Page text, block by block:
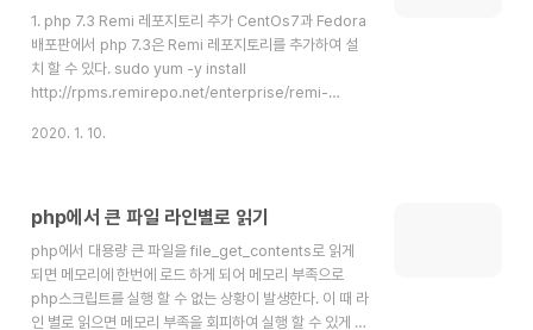
1. php 7.3 Remi 레포지토리 추가 CentOs7과 Fedora
배포판에서 php 7.3은 Remi 레포지토리를 추가하여 설
치 할 수 있다. sudo yum -y install
http://rpms.remirepo.net/enterprise/remi-
yum-utils 2. php 5.4 비활성화 기본으로 php 5.4가
remi-php73 //7.3 sudo yum-config-manager --
manager --dis..
2020. 1. 10.
php에서 큰 파일 라인별로 읽기
php에서 대용량 큰 파일을 file_get_contents로 읽게
되면 메모리에 한번에 로드 하게 되어 메모리 부족으로
php스크립트를 실행 할 수 없는 상황이 발생한다. 이 때 라
인 별로 읽으면 메모리 부족을 회피하여 실행 할 수 있게 된